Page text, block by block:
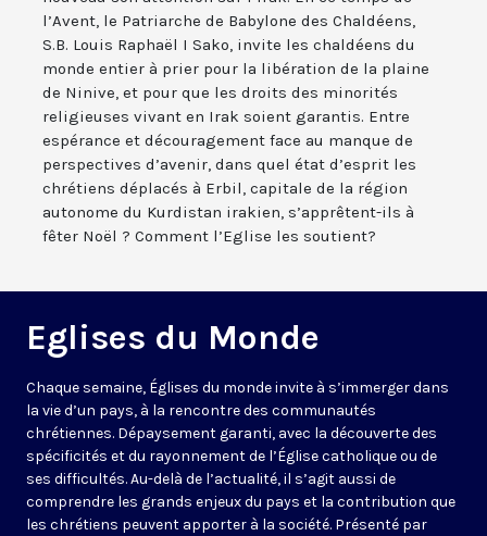
l’Avent, le Patriarche de Babylone des Chaldéens,
S.B. Louis Raphaël I Sako, invite les chaldéens du
monde entier à prier pour la libération de la plaine
de Ninive, et pour que les droits des minorités
religieuses vivant en Irak soient garantis. Entre
espérance et découragement face au manque de
perspectives d’avenir, dans quel état d’esprit les
chrétiens déplacés à Erbil, capitale de la région
autonome du Kurdistan irakien, s’apprêtent-ils à
fêter Noël ? Comment l’Eglise les soutient?
Eglises du Monde
Chaque semaine, Églises du monde invite à s’immerger dans
la vie d’un pays, à la rencontre des communautés
chrétiennes. Dépaysement garanti, avec la découverte des
spécificités et du rayonnement de l’Église catholique ou de
ses difficultés. Au-delà de l’actualité, il s’agit aussi de
comprendre les grands enjeux du pays et la contribution que
les chrétiens peuvent apporter à la société. Présenté par